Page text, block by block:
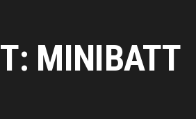
MINIBATT
CONTACT